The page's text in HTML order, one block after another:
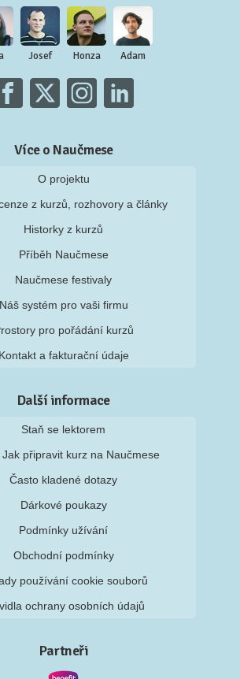
Josef Honza Adam
Více o Naučmese
O projektu
z kurzů, rozhovory a články
Historky z kurzů
Příběh Naučmese
Naučmese festivaly
Náš systém pro vaši firmu
pro pořádání kurzů
Kontakt a fakturační údaje
Další informace
Staň se lektorem
připravit kurz na Naučmese
Často kladené dotazy
Dárkové poukazy
Podmínky užívání
Obchodní podmínky
používání cookie souborů
ochrany osobních údajů
Partneři